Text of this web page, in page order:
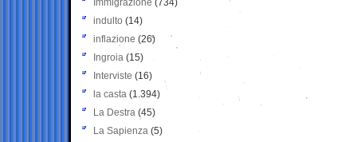
Immigrazione (734)
indulto (14)
inflazione (26)
Ingroia (15)
Interviste (16)
la casta (1.394)
La Destra (45)
La Sapienza (5)